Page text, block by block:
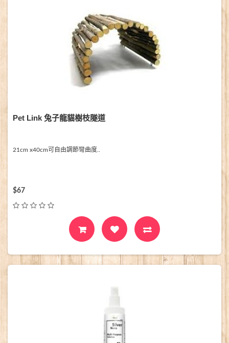
Pet Link 兔子龍貓樹枝隧道
21cm x40cm可自由調節彎曲度..
$67